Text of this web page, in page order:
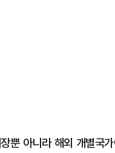
뿐 아니라 해외 개별국